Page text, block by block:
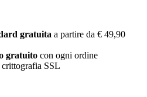
gratuita a partire da € 49,90
gratuito con ogni ordine
crittografia SSL